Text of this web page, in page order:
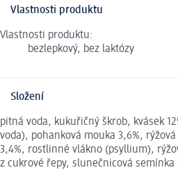
Vlastnosti produktu
Vlastnosti produktu:
bezlepkový, bez laktózy
Složení
pitná voda, kukuřičný škrob, kvásek
voda), pohanková mouka 3,6%,
3,4%, rostlinné vlákno (psyllium),
z cukrové řepy, slunečnicová semínka